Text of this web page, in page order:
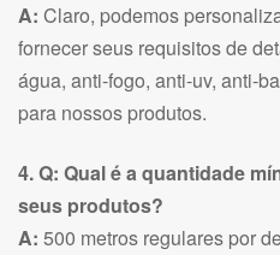
A: Claro, podemos
fornecer seus requisitos de
água, anti-fogo, anti-uv, anti-
para nossos produtos.
4. Q: Qual é a quantidade
seus produtos?
A: 500 metros regulares por